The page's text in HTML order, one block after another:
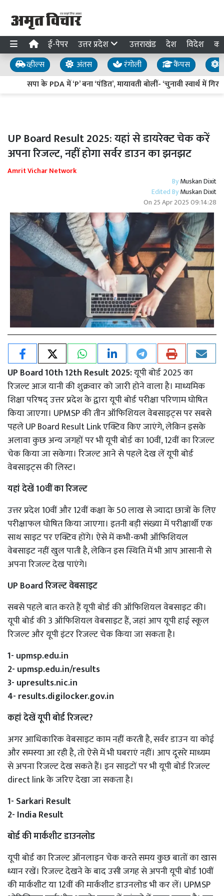
ई-पेपर उत्तर प्रदेश उत्तराखंड देश विदेश
व्हील्स अंतस रंगोली कैंपस
सपा के PDA में ‘P’ बना ‘पंडित’, मायावती बोलीं- ‘चुनावी स्वार्थ में
UP Board Result 2025: यहां से डायरेक्ट चेक करें
अपना रिजल्ट, नहीं होगा सर्वर डाउन का झनझट
Amrit Vichar Network
ByMuskan Dixit
Edited ByMuskan Dixit
On 25 Apr 2025 09:14:28
UP Board 10th 12th Result 2025:यूपी बोर्ड 2025 का
रिजल्ट आज यानी की शुक्रवार को जारी होने वाला है। माध्यमिक
शिक्षा परिषद् उत्तर प्रदेश के द्वारा यूपी बोर्ड परीक्षा परिणाम घोषित
किया जाएगा। UPMSP की तीन ऑफिशियल वेबसाइट्स पर सबसे
पहले UP Board Result Link एक्टिव किए जाएंगे, लेकिन इसके
अलावा कुछ अन्य जगहों पर भी यूपी बोर्ड का 10वीं, 12वीं का रिजल्ट
चेक किया जा सकेगा। रिजल्ट आने से पहले देख लें यूपी बोर्ड
वेबसाइट्स की लिस्ट।
यहां देखें 10वीं का रिजल्ट
उत्तर प्रदेश 10वीं और 12वीं कक्षा के 50 लाख से ज्यादा छात्रों के लिए
परीक्षाफल घोषित किया जाएगा। इतनी बड़ी संख्या में परीक्षार्थी एक
साथ साइट पर एक्टिव होंगे। ऐसे में कभी-कभी ऑफिशियल
वेबसाइट नहीं खुल पाती है, लेकिन इस स्थिति में भी आप आसानी से
अपना रिजल्ट देख पाएंगे।
UP Board रिजल्ट वेबसाइट
सबसे पहले बात करते हैं यूपी बोर्ड की ऑफिशियल वेबसाइट की।
यूपी बोर्ड की 3 ऑफिशियल वेबसाइट हैं, जहां आप यूपी हाई स्कूल
रिजल्ट और यूपी इंटर रिजल्ट चेक किया जा सकता है।
1- upmsp.edu.in
2- upmsp.edu.in/results
3- upresults.nic.in
4- results.digilocker.gov.in
कहां देखें यूपी बोर्ड रिजल्ट?
अगर आधिकारिक वेबसाइट काम नहीं करती है, सर्वर डाउन या कोई
और समस्या आ रही है, तो ऐसे में भी घबराएं नहीं। आप दूसरे माध्यम
से अपना रिजल्ट देख सकते हैं। इन साइटों पर भी यूपी बोर्ड रिजल्ट
direct link के जरिए देखा जा सकता है।
1- Sarkari Result
2- India Result
बोर्ड की मार्कशीट डाउनलोड
यूपी बोर्ड का रिजल्ट ऑनलाइन चेक करते समय कुछ बातों का खास
ध्यान रखें। रिजल्ट देखने के बाद उसी जगह से अपनी यूपी बोर्ड 10वीं
की मार्कशीट या 12वीं की मार्कशीट डाउनलोड भी कर लें। UPMSP